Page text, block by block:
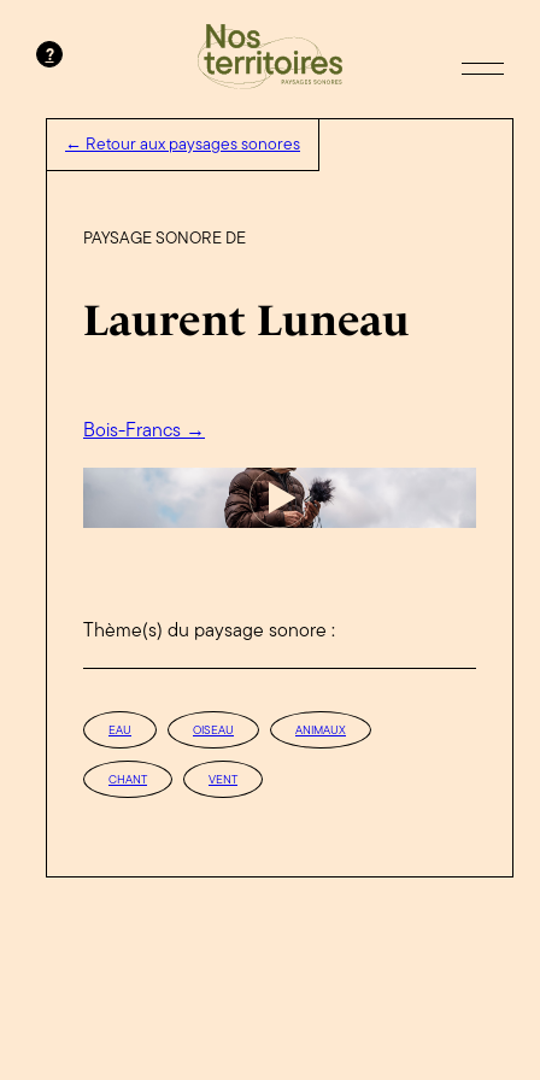
?
← Retour aux paysages sonores
PAYSAGE SONORE DE
Laurent Luneau
Bois-Francs →
Thème(s) du paysage sonore :
EAU OISEAU ANIMAUX
CHANT VENT